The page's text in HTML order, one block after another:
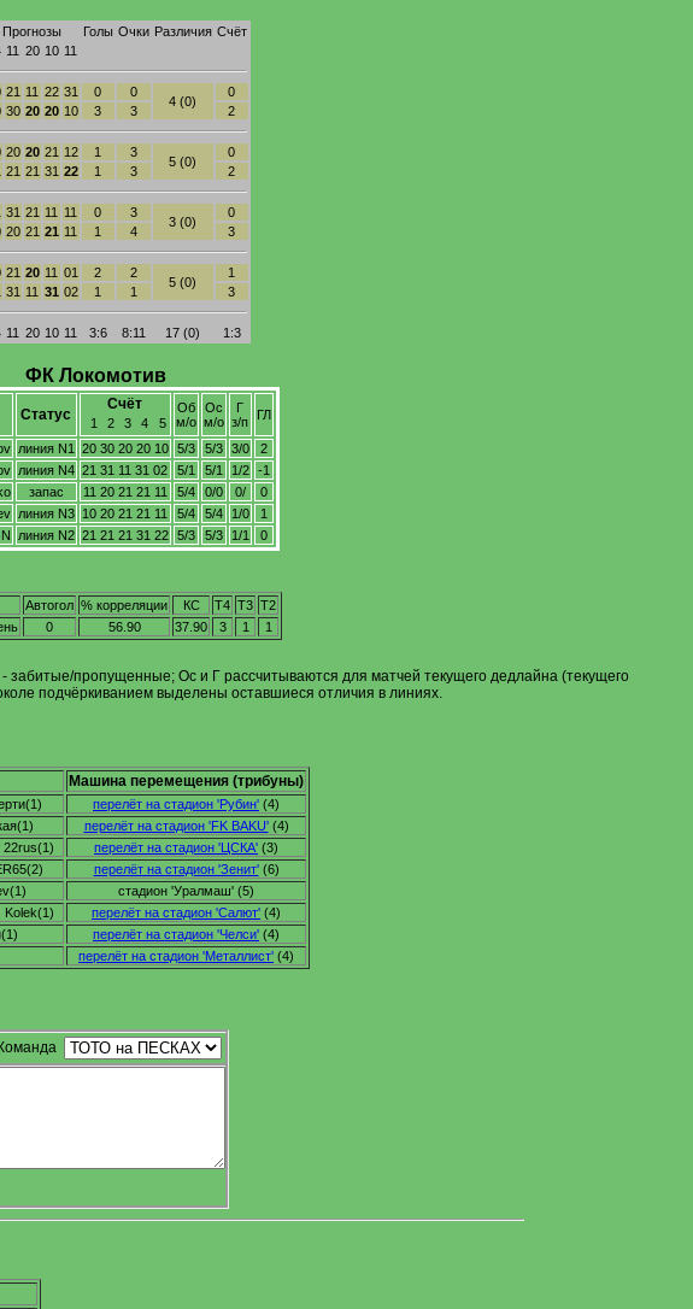
Прогнозы Голы Очки Различия Счёт
11 20 10 11
21 11 22 31 0 0
4 (0)
0
30 20 20 10 3 3 2
20 20 21 12 1 3
5 (0)
0
21 21 31 22 1 3 2
31 21 11 11 0 3
3 (0)
0
20 21 21 11 1 4 3
21 20 11 01 2 2
5 (0)
1
31 11 31 02 1 1 3
11 20 10 11 3:6 8:11 17 (0) 1:3
ФК Локомотив
Статус
Счёт
1 2 3 4 5
Об
м/о
Ос
м/о
Г
з/п
ГЛ
линия N1 20 30 20 20 10 5/3 5/3 3/0
2
линия N4 21 31 11 31 02 5/1 5/1 1/2
-1
запас 11 20 21 21 11 5/4 0/0 0/
0
линия N3 10 20 21 21 11 5/4 5/4 1/0
1
линия N2 21 21 21 31 22 5/3 5/3 1/1 0
Автогол % корреляции КС Т4 Т3 Т2
0 56.90 37.90 3 1 1
пропущенные; Ос и Г рассчитываются для матчей текущего дедлайна (текущего
подчёркиванием выделены оставшиеся отличия в линиях.
Машина перемещения (трибуны)
перелёт на стадион 'Рубин' (4)
перелёт на стадион 'FK BAKU'(4)
перелёт на стадион 'ЦСКА' (3)
перелёт на стадион 'Зенит'(6)
стадион 'Уралмаш' (5)
перелёт на стадион 'Салют' (4)
перелёт на стадион 'Челси' (4)
перелёт на стадион 'Металлист' (4)
Команда